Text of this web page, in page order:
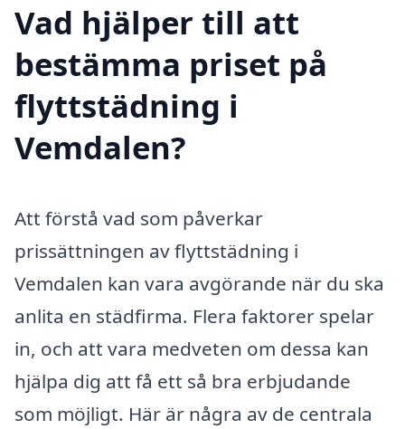
Vad hjälper till att
bestämma priset på
flyttstädning i
Vemdalen?
Att förstå vad som påverkar
prissättningen av flyttstädning i
Vemdalen kan vara avgörande när du ska
anlita en städfirma. Flera faktorer spelar
in, och att vara medveten om dessa kan
hjälpa dig att få ett så bra erbjudande
som möjligt. Här är några av de centrala